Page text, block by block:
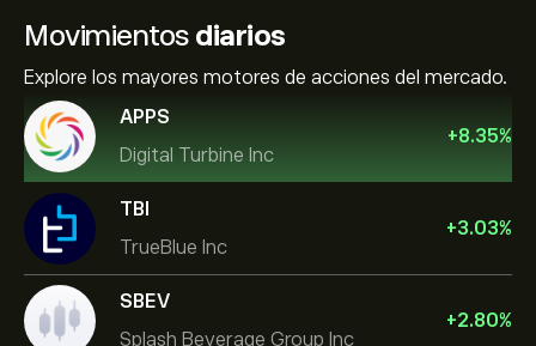
Movimientos diarios
Explore los mayores motores de acciones del mercado.
APPS
Digital Turbine Inc
+8.35%
TBI
TrueBlue Inc
+3.03%
SBEV
Splash Beverage Group Inc
+2.80%